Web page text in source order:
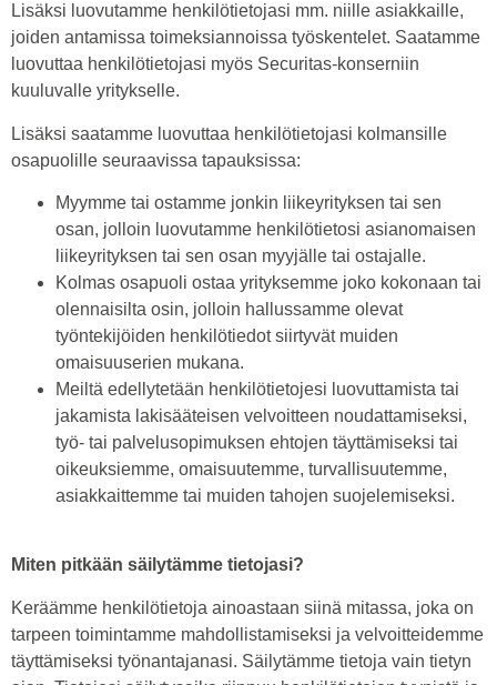
Lisäksi luovutamme henkilötietojasi mm. niille asiakkaille,
joiden antamissa toimeksiannoissa työskentelet. Saatamme
luovuttaa henkilötietojasi myös Securitas-konserniin
kuuluvalle yritykselle.
Lisäksi saatamme luovuttaa henkilötietojasi kolmansille
osapuolille seuraavissa tapauksissa:
Myymme tai ostamme jonkin liikeyrityksen tai sen
osan, jolloin luovutamme henkilötietosi asianomaisen
liikeyrityksen tai sen osan myyjälle tai ostajalle.
Kolmas osapuoli ostaa yrityksemme joko kokonaan tai
olennaisilta osin, jolloin hallussamme olevat
työntekijöiden henkilötiedot siirtyvät muiden
omaisuuserien mukana.
Meiltä edellytetään henkilötietojesi luovuttamista tai
jakamista lakisääteisen velvoitteen noudattamiseksi,
työ- tai palvelusopimuksen ehtojen täyttämiseksi tai
oikeuksiemme, omaisuutemme, turvallisuutemme,
asiakkaittemme tai muiden tahojen suojelemiseksi.
Miten pitkään säilytämme tietojasi?
Keräämme henkilötietoja ainoastaan siinä mitassa, joka on
tarpeen toimintamme mahdollistamiseksi ja velvoitteidemme
täyttämiseksi työnantajanasi. Säilytämme tietoja vain tietyn